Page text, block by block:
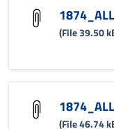
(File 39.50
(File 46.74